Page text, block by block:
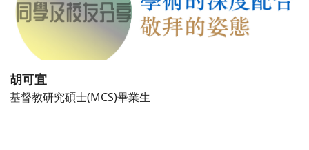
化研究中心
胡可宜
基督教研究碩士(MCS)畢業生